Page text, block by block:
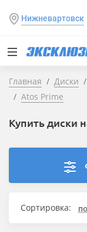
Нижневартовск
Главная Диски
Atos Prime
Купить диски
Сортировка: